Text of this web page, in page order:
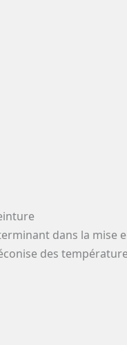
dans la mise
des